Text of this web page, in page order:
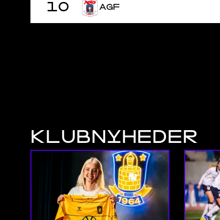
10 AGF
KLUBNYHEDER